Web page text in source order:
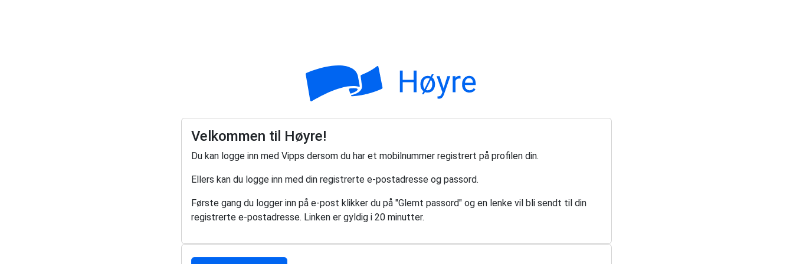
Velkommen til Høyre!
Du kan logge inn med Vipps dersom du har et mobilnummer registrert på profilen din.
Ellers kan du logge inn med din registrerte e-postadresse og passord.
Første gang du logger inn på e-post klikker du på "Glemt passord" og en lenke vil bli sendt til din
registrerte e-postadresse. Linken er gyldig i 20 minutter.